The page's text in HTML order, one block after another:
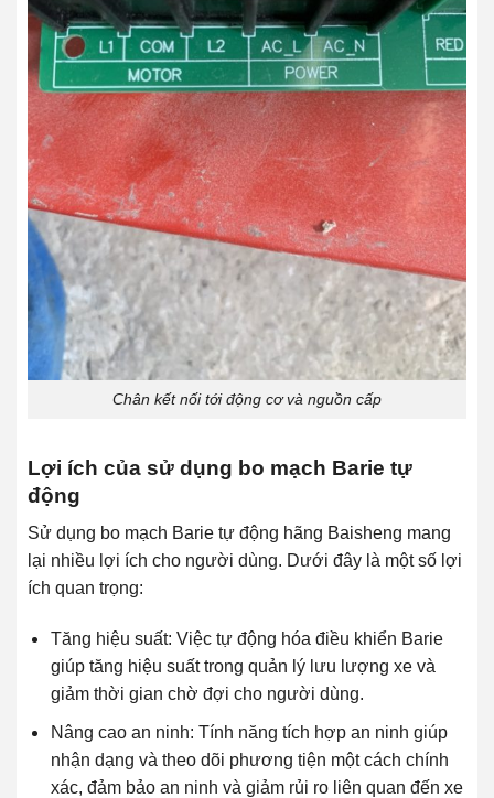
Chân kết nối tới động cơ và nguồn cấp
Lợi ích của sử dụng bo mạch Barie tự
động
Sử dụng bo mạch Barie tự động hãng Baisheng mang
lại nhiều lợi ích cho người dùng. Dưới đây là một số lợi
ích quan trọng:
Tăng hiệu suất: Việc tự động hóa điều khiển Barie
giúp tăng hiệu suất trong quản lý lưu lượng xe và
giảm thời gian chờ đợi cho người dùng.
Nâng cao an ninh: Tính năng tích hợp an ninh giúp
nhận dạng và theo dõi phương tiện một cách chính
xác, đảm bảo an ninh và giảm rủi ro liên quan đến xe